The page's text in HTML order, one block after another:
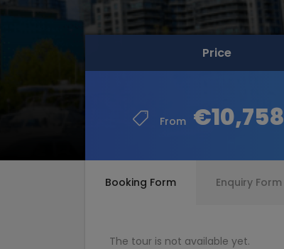
Price
From €10,758
Price
From €10,758
Booking Form Enquiry Form
The tour is not available yet.